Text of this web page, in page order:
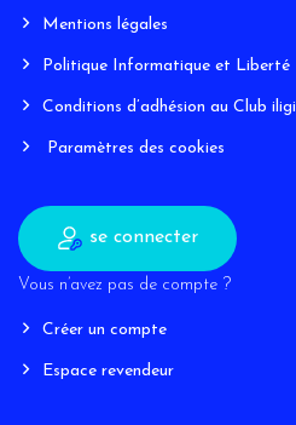
Mentions légales
Politique Informatique et Liberté
Conditions d’adhésion au Club iligi
Paramètres des cookies
se connecter
Vous n’avez pas de compte ?
Créer un compte
Espace revendeur